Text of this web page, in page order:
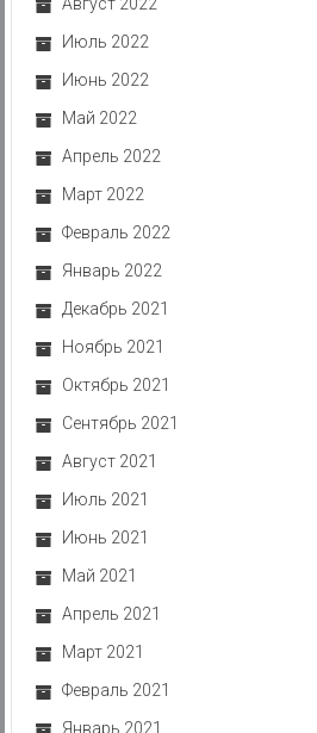
Июль 2022
Июнь 2022
Май 2022
Апрель 2022
Март 2022
Февраль 2022
Январь 2022
Декабрь 2021
Ноябрь 2021
Октябрь 2021
Сентябрь 2021
Август 2021
Июль 2021
Июнь 2021
Май 2021
Апрель 2021
Март 2021
Февраль 2021
Январь 2021